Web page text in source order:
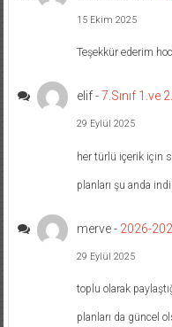
15 Ekim 2025
Teşekkür ederim
elif-7.Sınıf 1.ve
29 Eylül 2025
her türlü içerik için
planları şu anda
merve- 2026-
29 Eylül 2025
toplu olarak
planları da güncel